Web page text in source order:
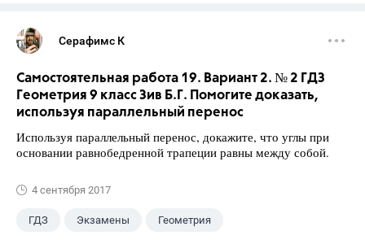
Серафимс К
Самостоятельная работа 19. Вариант 2. № 2 ГДЗ
Геометрия 9 класс Зив Б.Г. Помогите доказать,
используя параллельный перенос
Используя параллельный перенос, докажите, что углы при
основании равнобедренной трапеции равны между собой.
4 сентября 2017
ГДЗ Экзамены Геометрия